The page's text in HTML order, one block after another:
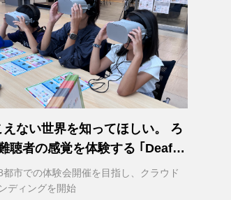
えない世界を知ってほしい。 ろ
聴者の感覚を体験する ｢Deaf
理解の輪を広げるため支援募集
始
都市での体験会開催を目指し、クラウド
ディングを開始